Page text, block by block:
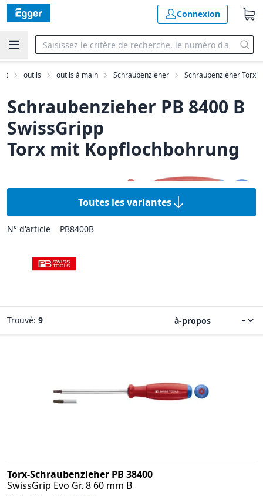
Connexion
outils outils à main Schraubenzieher Schraubenzieher Torx
Schraubenzieher PB 8400 B
SwissGripp
Torx mit Kopflochbohrung
Toutes les variantes
N° d'article PB8400B
Trouvé: 9
Torx-Schraubenzieher PB 38400
SwissGrip Evo Gr. 8 60 mm B